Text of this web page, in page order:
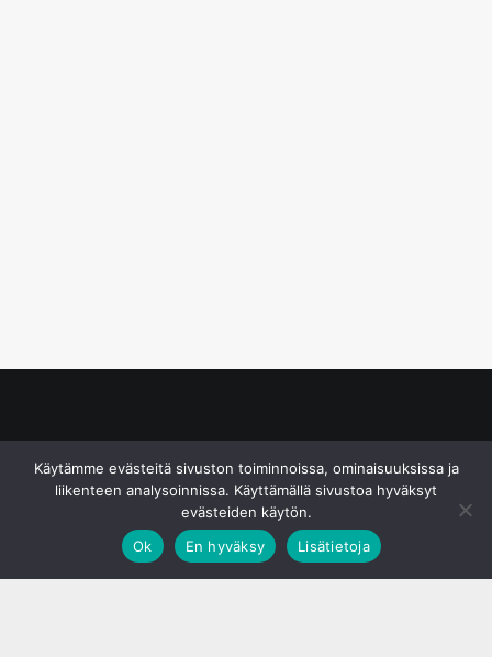
Käytämme evästeitä sivuston toiminnoissa, ominaisuuksissa ja
liikenteen analysoinnissa. Käyttämällä sivustoa hyväksyt
evästeiden käytön.
Ok
En hyväksy Lisätietoja